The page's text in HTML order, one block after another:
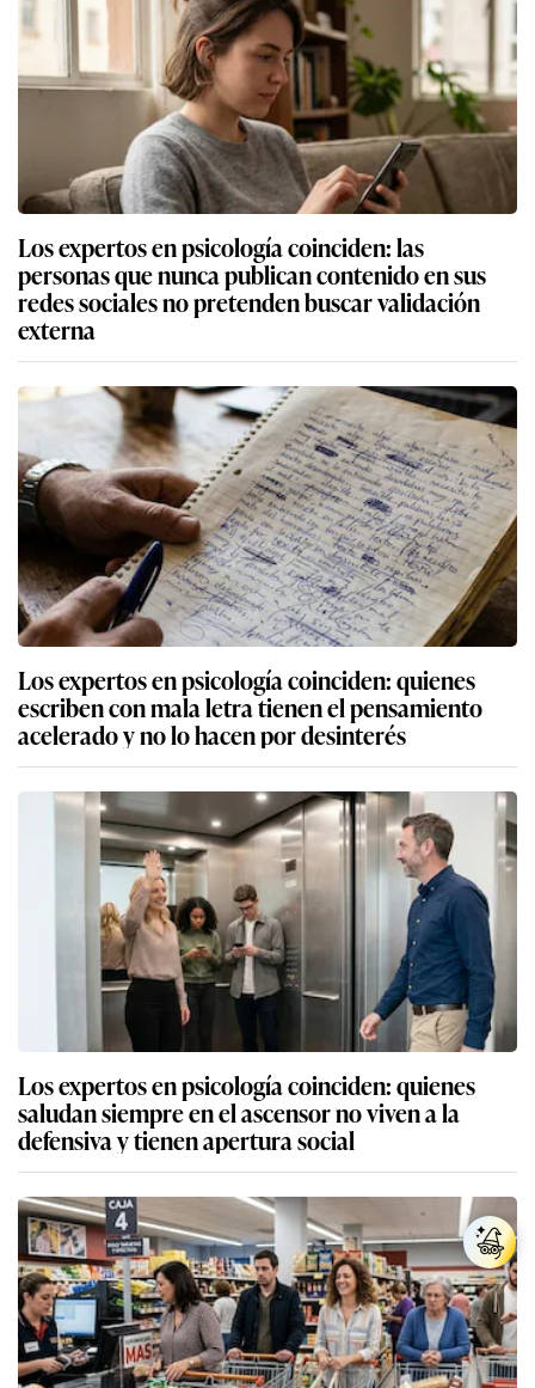
Los expertos en psicología coinciden: las
personas que nunca publican contenido en sus
redes sociales no pretenden buscar validación
externa
Los expertos en psicología coinciden: quienes
escriben con mala letra tienen el pensamiento
acelerado y no lo hacen por desinterés
Los expertos en psicología coinciden: quienes
saludan siempre en el ascensor no viven a la
defensiva y tienen apertura social